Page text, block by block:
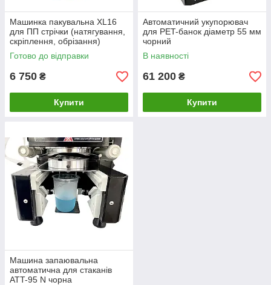
Машинка пакувальна XL16
для ПП стрічки (натягування,
скріплення, обрізання)
Готово до відправки
6 750 ₴
Купити
Автоматичний укупорювач
для PET-банок діаметр 55 мм
чорний
В наявності
61 200 ₴
Купити
Машина запаювальна
автоматична для стаканів
ATT-95 N чорна